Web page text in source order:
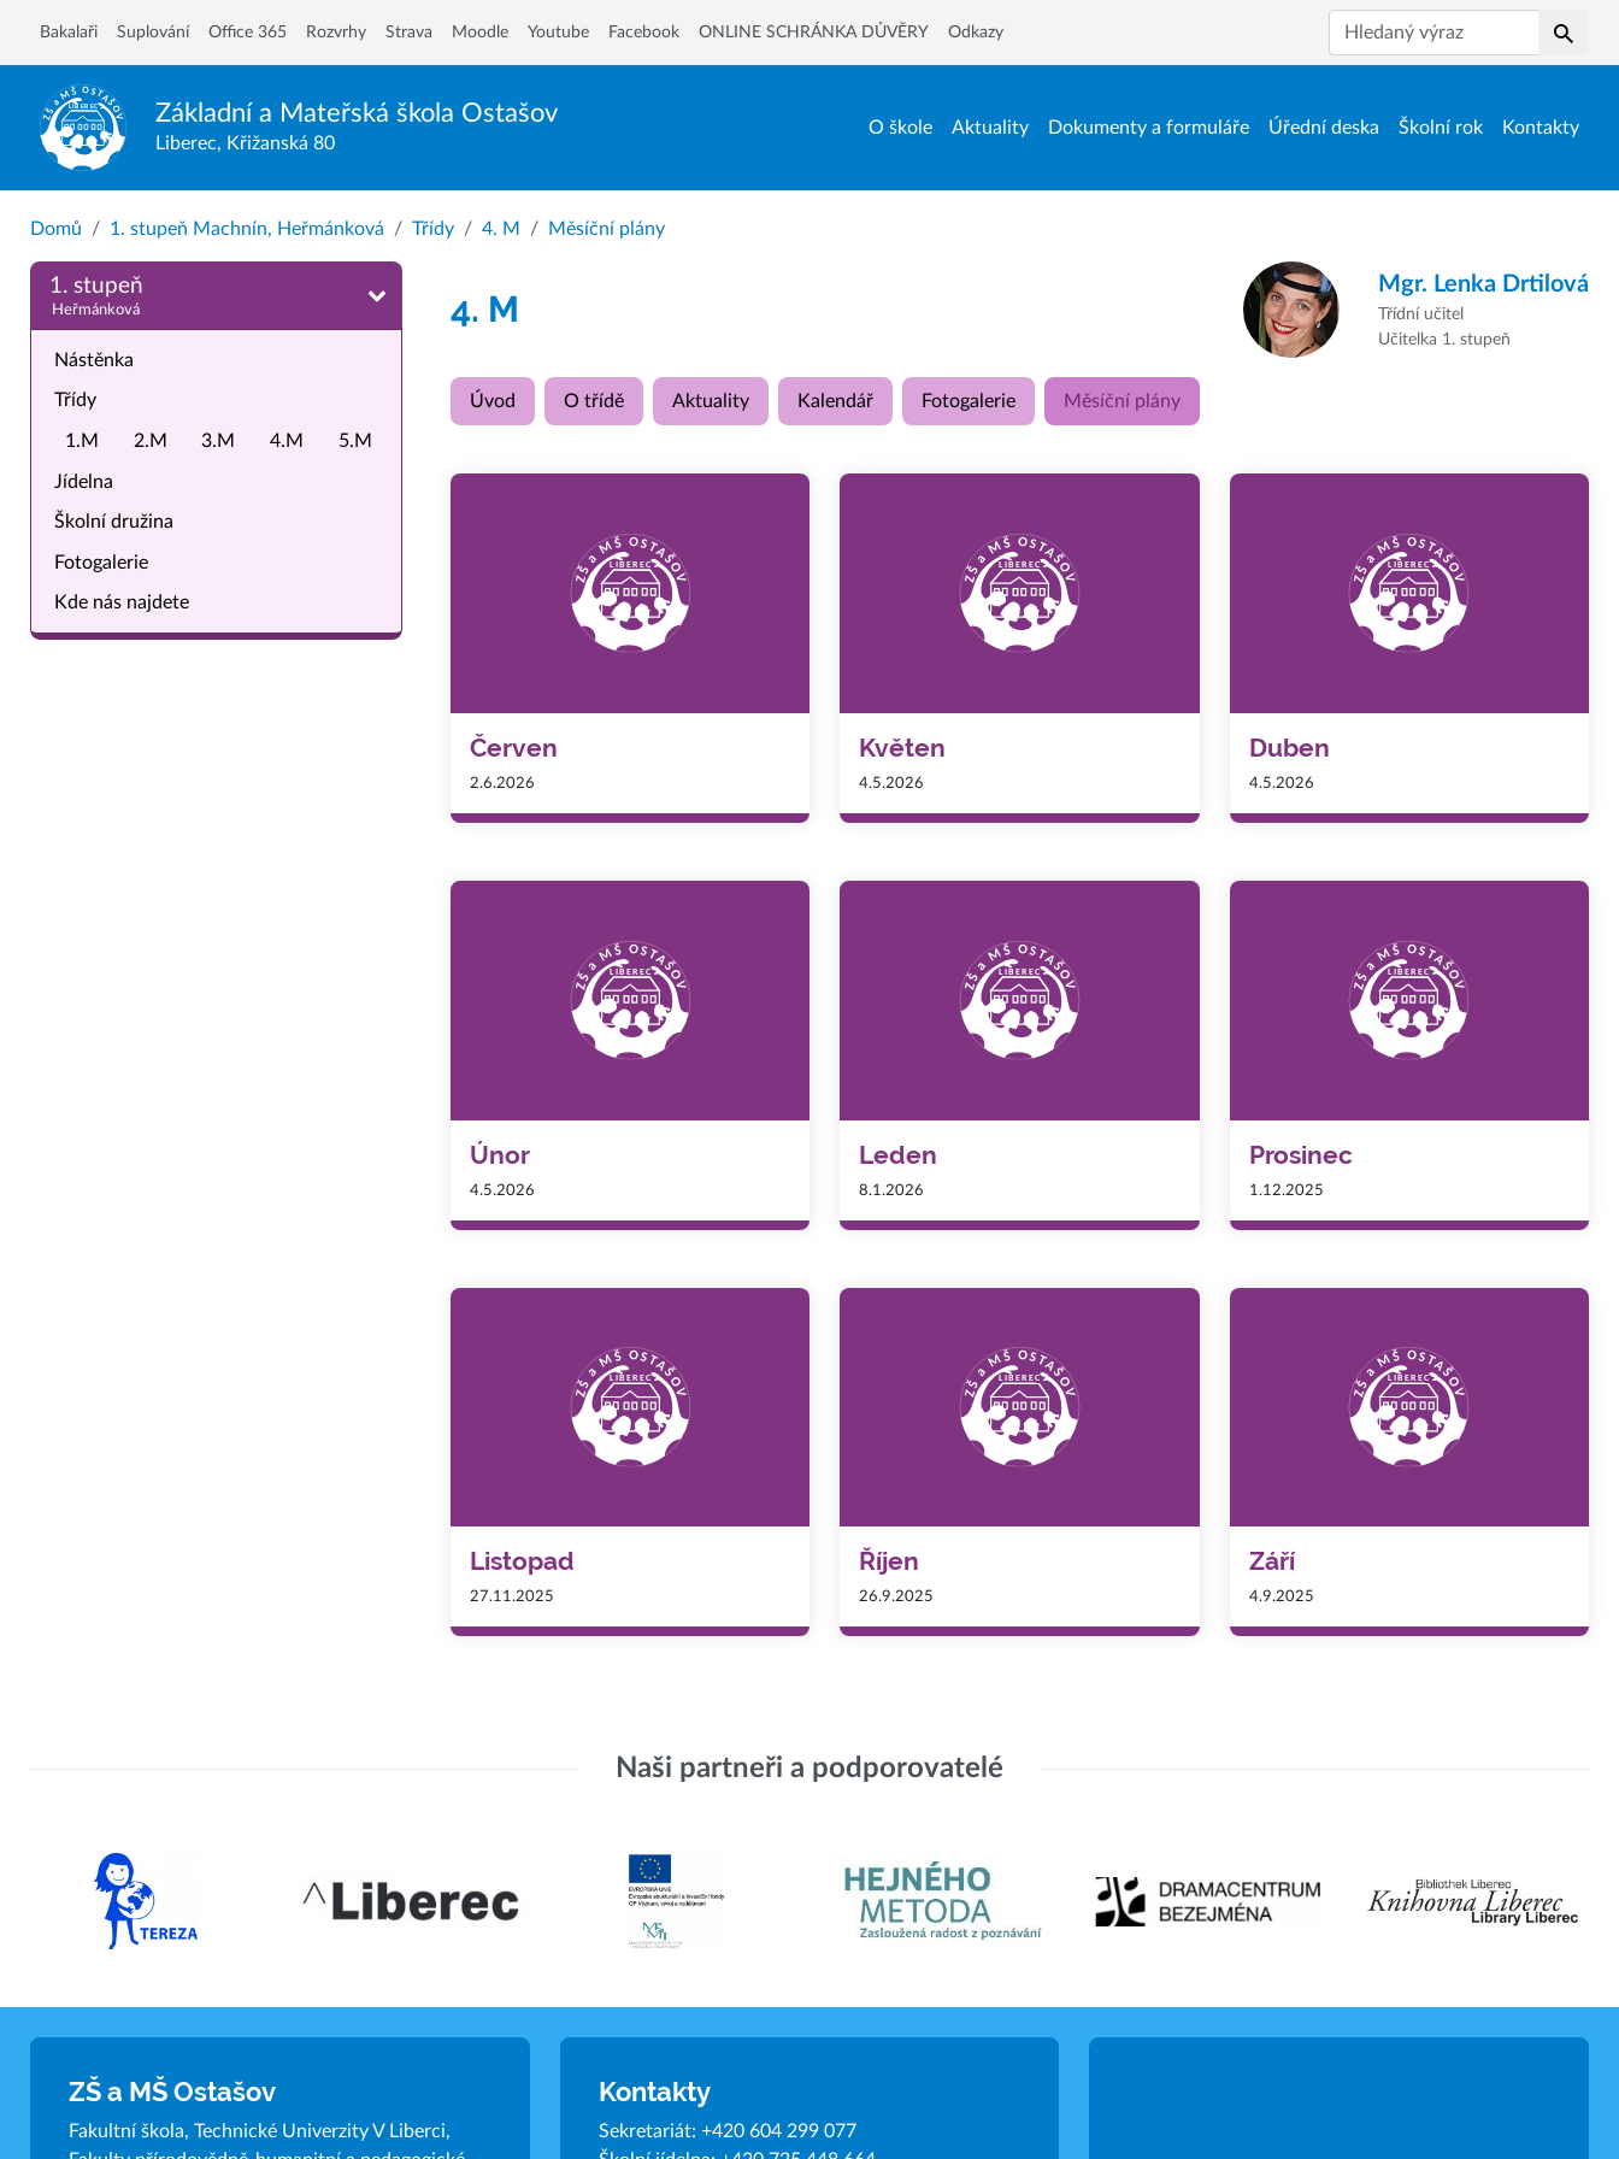
Základní a Mateřská škola Ostašov
Liberec, Křižanská 80
O škole Aktuality Dokumenty a formuláře Úřední deska Školní rok Kontakty
Bakalaři Suplování Office 365 Rozvrhy Strava Moodle Youtube Facebook ONLINE SCHRÁNKA DŮVĚRY Odkazy
Hledat
Domů 1. stupeň Machnín, Heřmánková Třídy 4. M Měsíční plány
1. stupeň
Heřmánková
Nástěnka
Třídy
1.M 2.M 3.M 4.M 5.M
Jídelna
Školní družina
Fotogalerie
Kde nás najdete
4. M
Mgr. Lenka Drtilová
Třídní učitel
Učitelka 1. stupeň
Úvod O třídě Aktuality Kalendář Fotogalerie Měsíční plány
Červen
2.6.2026
Květen
4.5.2026
Duben
4.5.2026
Únor
4.5.2026
Leden
8.1.2026
Prosinec
1.12.2025
Listopad
27.11.2025
Říjen
26.9.2025
Září
4.9.2025
Naši partneři a podporovatelé
ZŠ a MŠ Ostašov
Fakultní škola, Technické Univerzity V Liberci,
Kontakty
Sekretariát: +420 604 299 077